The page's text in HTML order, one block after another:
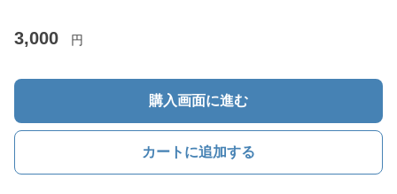
3,000 円
購入画面に進む
カートに追加する